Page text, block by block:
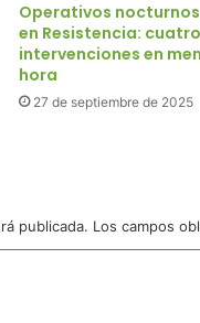
Operativos nocturnos
en Resistencia: cuatro
intervenciones en
hora
27 de septiembre de 2025
publicada. Los campos